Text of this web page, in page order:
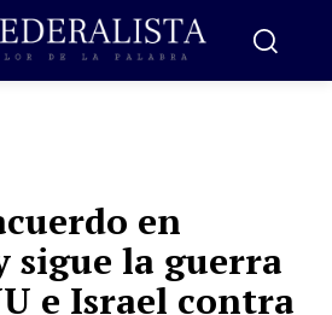
en
sigue la guerra
e Israel contra